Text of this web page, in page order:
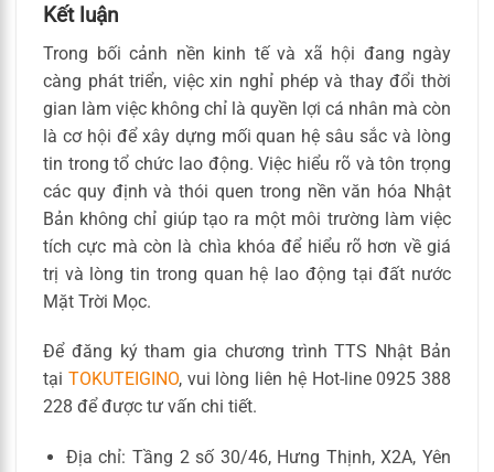
Kết luận
Trong bối cảnh nền kinh tế và xã hội đang ngày
càng phát triển, việc xin nghỉ phép và thay đổi thời
gian làm việc không chỉ là quyền lợi cá nhân mà còn
là cơ hội để xây dựng mối quan hệ sâu sắc và lòng
tin trong tổ chức lao động. Việc hiểu rõ và tôn trọng
các quy định và thói quen trong nền văn hóa Nhật
Bản không chỉ giúp tạo ra một môi trường làm việc
tích cực mà còn là chìa khóa để hiểu rõ hơn về giá
trị và lòng tin trong quan hệ lao động tại đất nước
Mặt Trời Mọc.
Để đăng ký tham gia chương trình TTS Nhật Bản
tại TOKUTEIGINO, vui lòng liên hệ Hot-line 0925 388
228 để được tư vấn chi tiết.
Địa chỉ: Tầng 2 số 30/46, Hưng Thịnh, X2A, Yên